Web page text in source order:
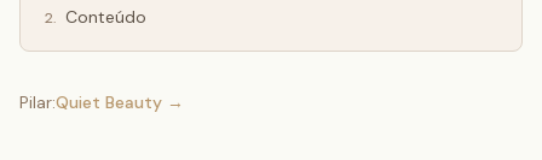
2. Conteúdo
Pilar:Quiet Beauty →